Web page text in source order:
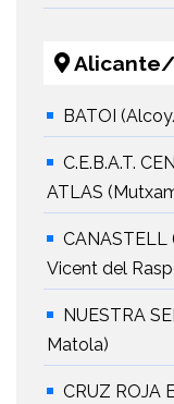
BATOI
C.E.B.A.T.
ATLAS
CANASTELL
Vicent del
NUESTRA
Matola)
CRUZ ROJA